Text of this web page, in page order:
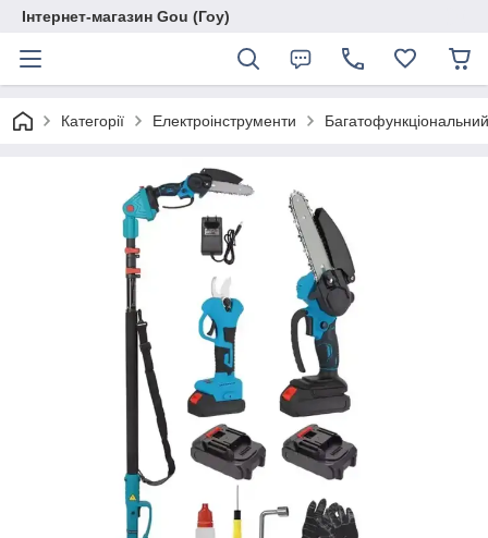
Інтернет-магазин Gou (Гоу)
Категорії Електроінструменти